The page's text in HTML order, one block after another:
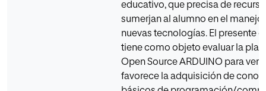
educativo, que precisa de
sumerjan al alumno en el manejo
nuevas tecnologías. El presente
tiene como objeto evaluar la
Open Source ARDUINO para
favorece la adquisición de